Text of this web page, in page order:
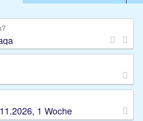
Camper Privattransfer
1 Woche